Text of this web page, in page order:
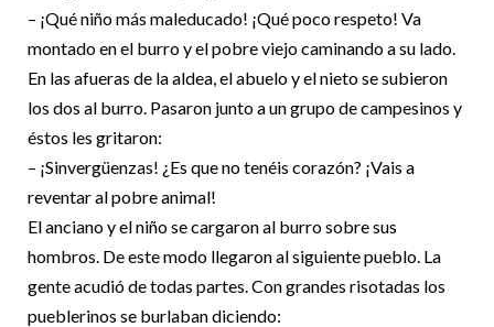
– ¡Qué niño más maleducado! ¡Qué poco respeto! Va
montado en el burro y el pobre viejo caminando a su lado.
En las afueras de la aldea, el abuelo y el nieto se subieron
los dos al burro. Pasaron junto a un grupo de campesinos y
éstos les gritaron:
– ¡Sinvergüenzas! ¿Es que no tenéis corazón? ¡Vais a
reventar al pobre animal!
El anciano y el niño se cargaron al burro sobre sus
hombros. De este modo llegaron al siguiente pueblo. La
gente acudió de todas partes. Con grandes risotadas los
pueblerinos se burlaban diciendo: